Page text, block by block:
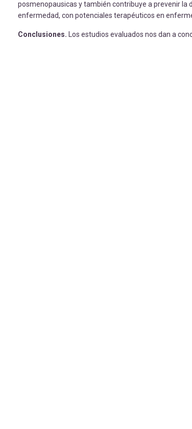
posmenopausicas y también contribuye a prevenir
enfermedad, con potenciales terapéuticos en
Conclusiones. Los estudios evaluados nos dan a